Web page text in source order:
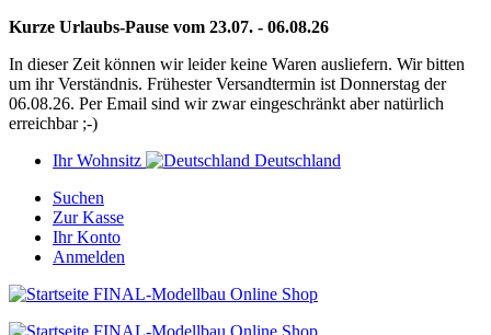
Kurze Urlaubs-Pause vom 23.07. - 06.08.26
In dieser Zeit können wir leider keine Waren ausliefern. Wir bitten
um ihr Verständnis. Frühester Versandtermin ist Donnerstag der
06.08.26. Per Email sind wir zwar eingeschränkt aber natürlich
erreichbar ;-)
Ihr Wohnsitz
Deutschland
Suchen
Zur Kasse
Ihr Konto
Anmelden